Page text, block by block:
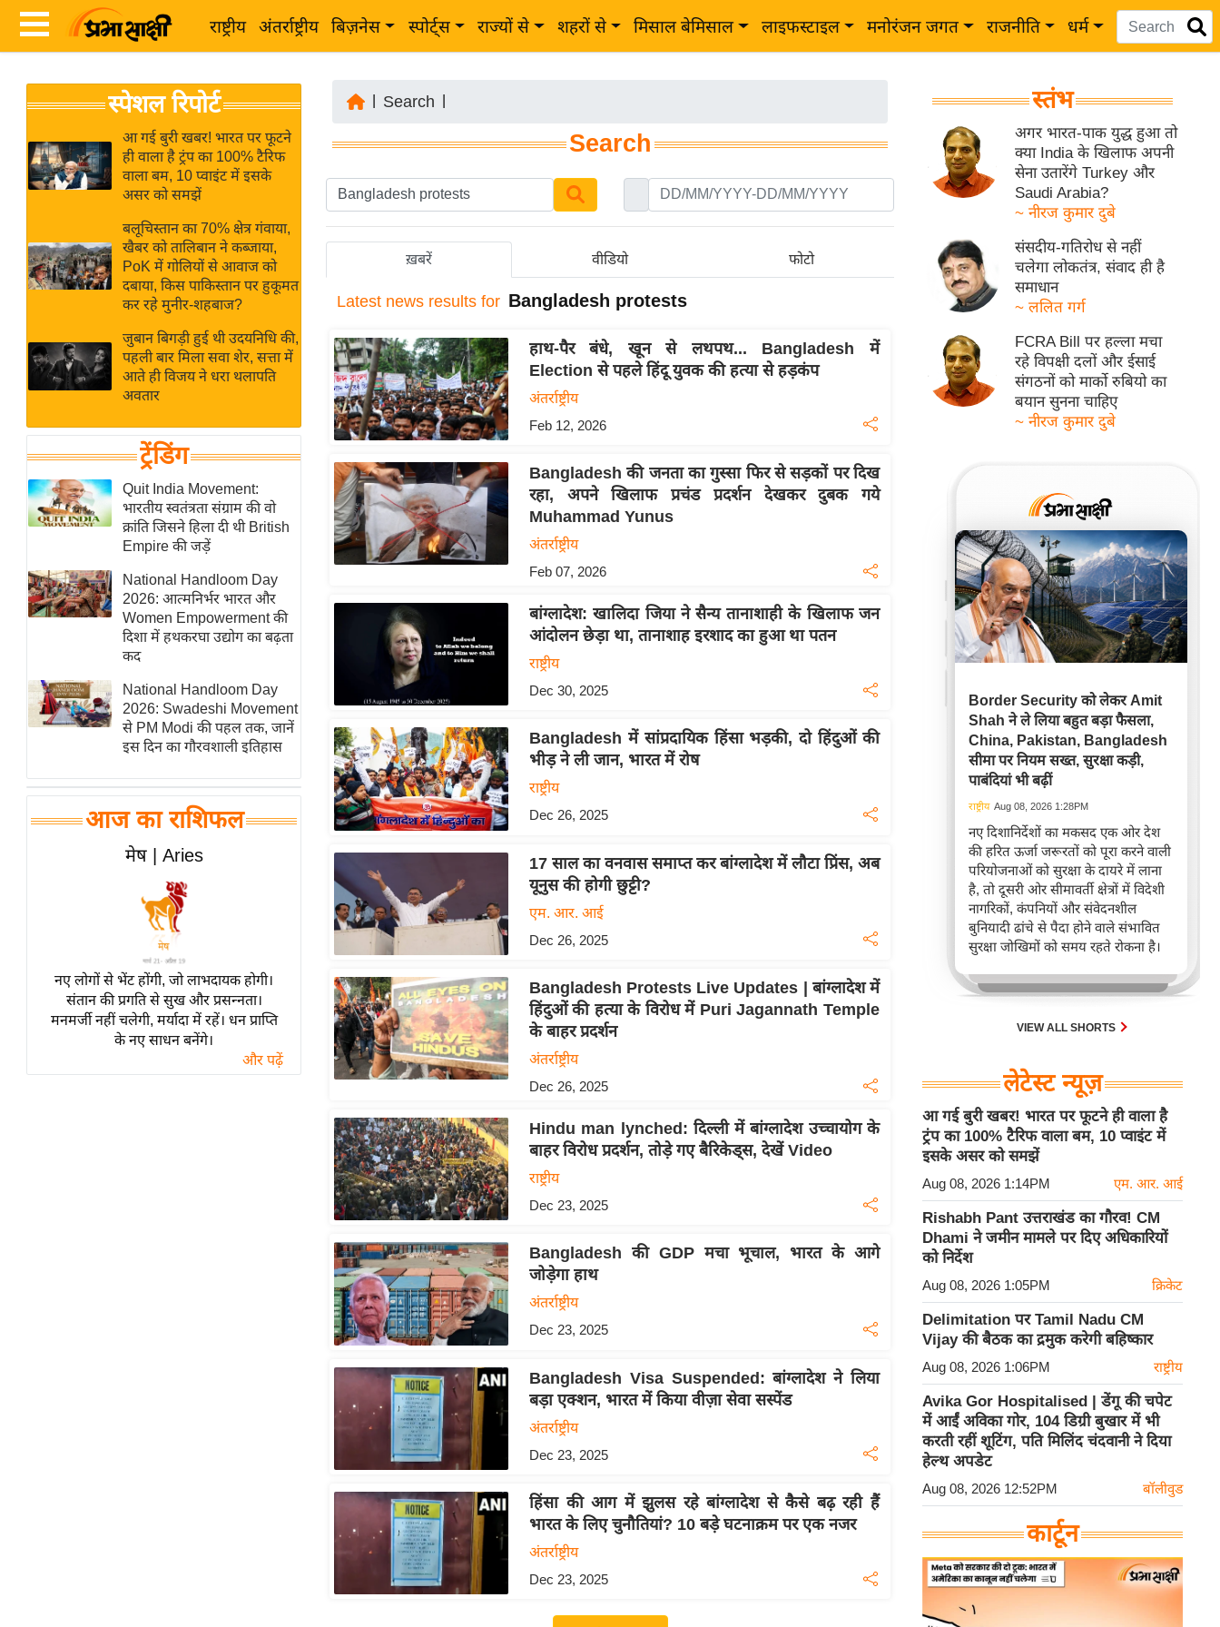
राष्ट्रीय अंतर्राष्ट्रीय बिज़नेस स्पोर्ट्स राज्यों से शहरों से मिसाल बेमिसाल लाइफस्टाइल मनोरंजन जगत राजनीति धर्म
News
Hindi
Live
News in
Hindi
News
Hindi
Videos
ख
ब
र
अंतर्राष्ट्रीय
बिज़नेस
विशेषज्ञ
राय
खेल
क्रिकेट
IPL
2026
ई-पेपर
मिसाल बेमिसाल
शख्सियत
यंग इंडिया
साहित्य जगत
ऑटो वर्ल्ड
न्यूज ब्रीफ
बॉलीवुड
हॉलीवुड
फिल्म समीक्षा
लाइफस्टाइल
टेक्नॉलॉजी
ब्यूटी/फैशन
घरेलू नुस्खे
पर्यटन स्थल
फिटनेस मंत्रा
स्पेशल रिपोर्ट
आ गई बुरी खबर! भारत पर फूटने
ही वाला है ट्रंप का 100% टैरिफ
वाला बम, 10 प्वाइंट में इसके
असर को समझें
बलूचिस्तान का 70% क्षेत्र गंवाया,
खैबर को तालिबान ने कब्जाया,
PoK में गोलियों से आवाज को
दबाया, किस पाकिस्तान पर हुकूमत
कर रहे मुनीर-शहबाज?
जुबान बिगड़ी हुई थी उदयनिधि की,
पहली बार मिला सवा शेर, सत्ता में
आते ही विजय ने धरा थलापति
अवतार
ट्रेंडिंग
Quit India Movement:
भारतीय स्वतंत्रता संग्राम की वो
क्रांति जिसने हिला दी थी British
Empire की जड़ें
National Handloom Day
2026: आत्मनिर्भर भारत और
Women Empowerment की
दिशा में हथकरघा उद्योग का बढ़ता
कद
National Handloom Day
2026: Swadeshi Movement
से PM Modi की पहल तक, जानें
इस दिन का गौरवशाली इतिहास
आज का राशिफल
मेष | Aries
नए लोगों से भेंट होंगी, जो लाभदायक होगी।
संतान की प्रगति से सुख और प्रसन्नता।
मनमर्जी नहीं चलेगी, मर्यादा में रहें। धन प्राप्ति
के नए साधन बनेंगे।
और पढ़ें
Search
Search
ख़बरें वीडियो फोटो
Latest news results for Bangladesh protests
हाथ-पैर बंधे, खून से लथपथ... Bangladesh में
Election से पहले हिंदू युवक की हत्या से हड़कंप
अंतर्राष्ट्रीय
Feb 12, 2026
Bangladesh की जनता का गुस्सा फिर से सड़कों पर दिख
रहा, अपने खिलाफ प्रचंड प्रदर्शन देखकर दुबक गये
Muhammad Yunus
अंतर्राष्ट्रीय
Feb 07, 2026
बांग्लादेश: खालिदा जिया ने सैन्य तानाशाही के खिलाफ जन
आंदोलन छेड़ा था, तानाशाह इरशाद का हुआ था पतन
राष्ट्रीय
Dec 30, 2025
Bangladesh में सांप्रदायिक हिंसा भड़की, दो हिंदुओं की
भीड़ ने ली जान, भारत में रोष
राष्ट्रीय
Dec 26, 2025
17 साल का वनवास समाप्त कर बांग्लादेश में लौटा प्रिंस, अब
यूनुस की होगी छुट्टी?
एम. आर. आई
Dec 26, 2025
Bangladesh Protests Live Updates | बांग्लादेश में
हिंदुओं की हत्या के विरोध में Puri Jagannath Temple
के बाहर प्रदर्शन
अंतर्राष्ट्रीय
Dec 26, 2025
Hindu man lynched: दिल्ली में बांग्लादेश उच्चायोग के
बाहर विरोध प्रदर्शन, तोड़े गए बैरिकेड्स, देखें Video
राष्ट्रीय
Dec 23, 2025
Bangladesh की GDP मचा भूचाल, भारत के आगे
जोड़ेगा हाथ
अंतर्राष्ट्रीय
Dec 23, 2025
Bangladesh Visa Suspended: बांग्लादेश ने लिया
बड़ा एक्शन, भारत में किया वीज़ा सेवा सस्पेंड
अंतर्राष्ट्रीय
Dec 23, 2025
हिंसा की आग में झुलस रहे बांग्लादेश से कैसे बढ़ रही हैं
भारत के लिए चुनौतियां? 10 बड़े घटनाक्रम पर एक नजर
अंतर्राष्ट्रीय
Dec 23, 2025
स्तंभ
अगर भारत-पाक युद्ध हुआ तो
क्या India के खिलाफ अपनी
सेना उतारेंगे Turkey और
Saudi Arabia?
~ नीरज कुमार दुबे
संसदीय-गतिरोध से नहीं
चलेगा लोकतंत्र, संवाद ही है
समाधान
~ ललित गर्ग
FCRA Bill पर हल्ला मचा
रहे विपक्षी दलों और ईसाई
संगठनों को मार्को रुबियो का
बयान सुनना चाहिए
~ नीरज कुमार दुबे
Border Security को लेकर Amit
Shah ने ले लिया बहुत बड़ा फैसला,
China, Pakistan, Bangladesh
सीमा पर नियम सख्त, सुरक्षा कड़ी,
पाबंदियां भी बढ़ीं
राष्ट्रीय Aug 08, 2026 1:28PM
नए दिशानिर्देशों का मकसद एक ओर देश
की हरित ऊर्जा जरूरतों को पूरा करने वाली
परियोजनाओं को सुरक्षा के दायरे में लाना
है, तो दूसरी ओर सीमावर्ती क्षेत्रों में विदेशी
नागरिकों, कंपनियों और संवेदनशील
बुनियादी ढांचे से पैदा होने वाले संभावित
सुरक्षा जोखिमों को समय रहते रोकना है।
VIEW ALL SHORTS
लेटेस्ट न्यूज़
आ गई बुरी खबर! भारत पर फूटने ही वाला है
ट्रंप का 100% टैरिफ वाला बम, 10 प्वाइंट में
इसके असर को समझें
Aug 08, 2026 1:14PM एम. आर. आई
Rishabh Pant उत्तराखंड का गौरव! CM
Dhami ने जमीन मामले पर दिए अधिकारियों
को निर्देश
Aug 08, 2026 1:05PM क्रिकेट
Delimitation पर Tamil Nadu CM
Vijay की बैठक का द्रमुक करेगी बहिष्कार
Aug 08, 2026 1:06PM राष्ट्रीय
Avika Gor Hospitalised | डेंगू की चपेट
में आईं अविका गोर, 104 डिग्री बुखार में भी
करती रहीं शूटिंग, पति मिलिंद चंदवानी ने दिया
हेल्थ अपडेट
Aug 08, 2026 12:52PM बॉलीवुड
कार्टून